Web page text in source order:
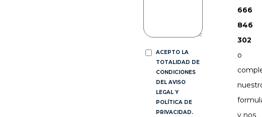
ACEPTO LA
TOTALIDAD DE
CONDICIONES
DEL AVISO
LEGAL Y
POLÍTICA DE
PRIVACIDAD.
666
846
302
o
y nos